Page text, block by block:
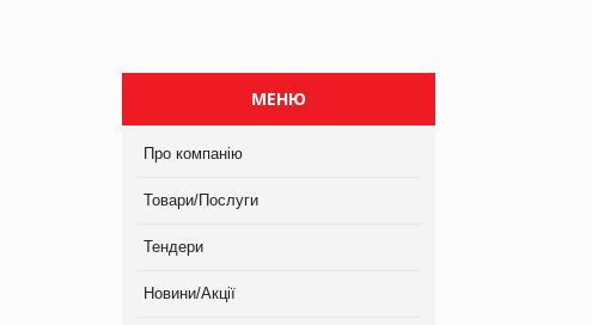
МЕНЮ
Про компанію
Товари/Послуги
Тендери
Новини/Акції